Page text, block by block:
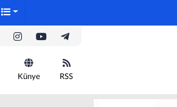
Künye RSS